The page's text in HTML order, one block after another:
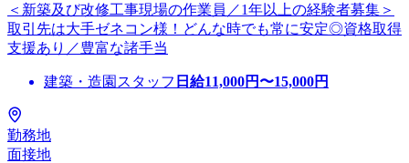
＜新築及び改修工事現場の作業員／1年以上の経験者募集＞
取引先は大手ゼネコン様！どんな時でも常に安定◎資格取得
支援あり／豊富な諸手当
建築・造園スタッフ 日給11,000円〜15,000円
勤務地
面接地